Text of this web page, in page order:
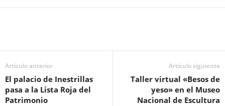
Artículo anterior
El palacio de Inestrillas
pasa a la Lista Roja del
Patrimonio
Artículo siguiente
Taller virtual «Besos de
yeso» en el Museo
Nacional de Escultura